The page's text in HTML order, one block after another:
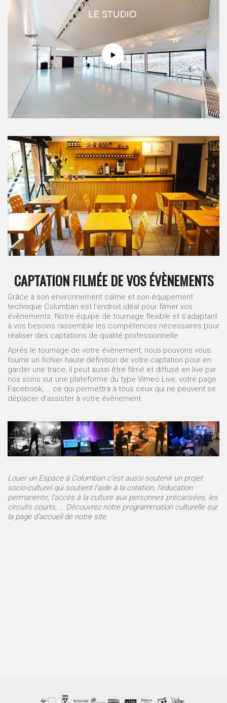
CAPTATION FILMÉE DE VOS ÉVÈNEMENTS
Grâce à son environnement calme et son équipement
technique Columban est l’endroit idéal pour filmer vos
évènements. Notre équipe de tournage flexible et s’adaptant
à vos besoins rassemble les compétences nécessaires pour
réaliser des captations de qualité professionnelle.
Après le tournage de votre évènement, nous pouvons vous
fournir un fichier haute définition de votre captation pour en
garder une trace, il peut aussi être filmé et diffusé en live par
nos soins sur une plateforme du type Vimeo Live, votre page
Facebook, … ce qui permettra à tous ceux qui ne peuvent se
déplacer d’assister à votre évènement.
Louer un Espace à Columban c’est aussi soutenir un projet
socio-culturel qui soutient l’aide à la création, l’éducation
permanente, l’accès à la culture aux personnes précarisées, les
circuits courts, … Découvrez notre programmation culturelle sur
la page d’accueil de notre site.